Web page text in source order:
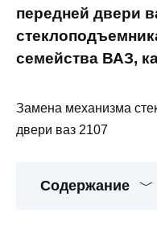
передней двери
семейства ВАЗ,
Замена механизма
двери ваз 2107
Содержание